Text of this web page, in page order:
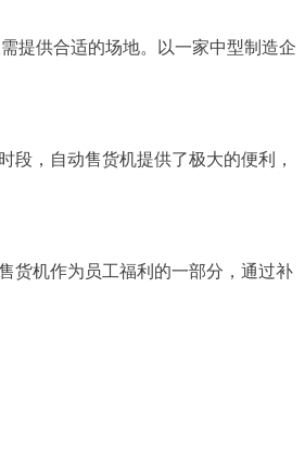
提供合适的场地。以一家中型制造企
段，自动售货机提供了极大的便利，
货机作为员工福利的一部分，通过补